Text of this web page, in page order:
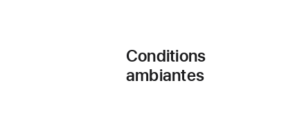
Conditions
ambiantes